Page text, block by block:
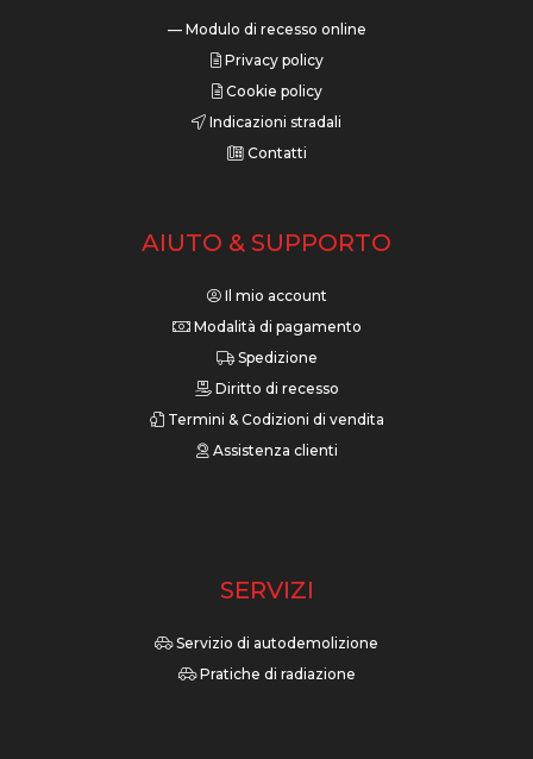
— Modulo di recesso online
Privacy policy
Cookie policy
Indicazioni stradali
Contatti
AIUTO & SUPPORTO
Il mio account
Modalità di pagamento
Spedizione
Diritto di recesso
Termini & Codizioni di vendita
Assistenza clienti
SERVIZI
Servizio di autodemolizione
Pratiche di radiazione